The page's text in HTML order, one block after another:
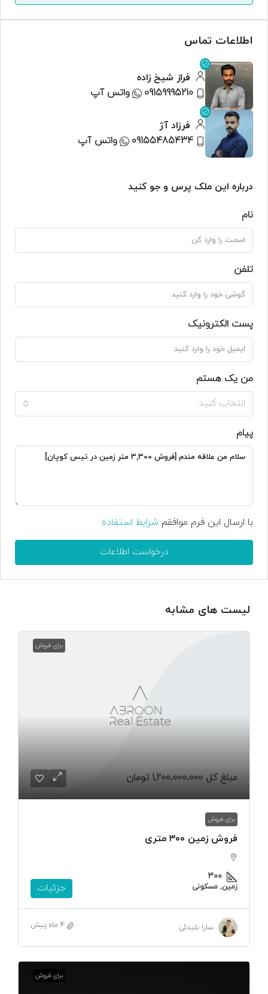
اطلاعات تماس
فراز شیخ زاده
09159995210
واتس آپ
فرزاد آژ
09155485434
واتس آپ
درباره این ملک پرس و جو کنید
نام
تلفن
پست الکترونیک
من یک هستم
انتخاب کنید
پیام
با ارسال این فرم موافقم شرایط استفاده
درخواست اطلاعات
لیست های مشابه
برای فروش
مبلغ کل 1,200,000,000 تومان
برای فروش
فروش زمین ۳۰۰ متری
۳۰۰
زمین, مسکونی جزئیات
سارا بلیدئی 4 ماه پیش
برای فروش